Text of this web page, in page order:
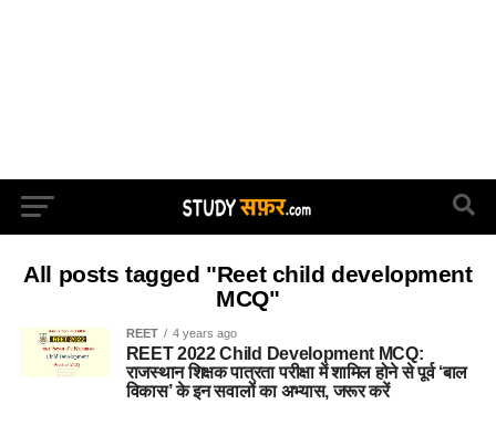
All posts tagged "Reet child development
MCQ"
REET 4 years ago
REET 2022 Child Development MCQ:
राजस्थान शिक्षक पात्रता परीक्षा में शामिल होने से पूर्व ‘बाल
विकास’ के इन सवालों का अभ्यास, जरूर करें